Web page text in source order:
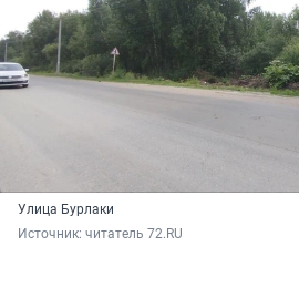
Улица Бурлаки
Источник: читатель 72.RU